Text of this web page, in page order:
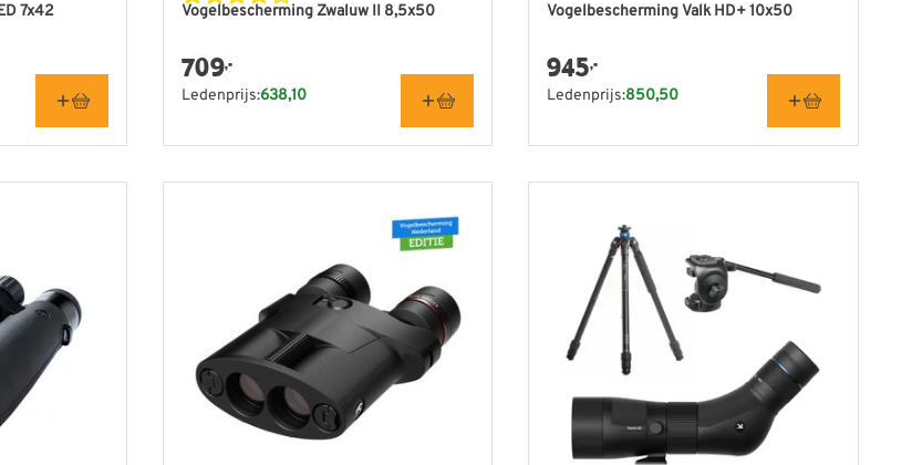
7x42 Vogelbescherming Zwaluw II 8,5x50
709,-
Ledenprijs:638,10
Vogelbescherming Valk HD+ 10x50
945,-
Ledenprijs:850,50